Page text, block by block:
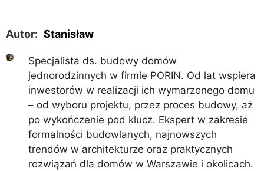
Autor: Stanisław
Specjalista ds. budowy domów
jednorodzinnych w firmie PORIN. Od lat wspiera
inwestorów w realizacji ich wymarzonego domu
– od wyboru projektu, przez proces budowy, aż
po wykończenie pod klucz. Ekspert w zakresie
formalności budowlanych, najnowszych
trendów w architekturze oraz praktycznych
rozwiązań dla domów w Warszawie i okolicach.